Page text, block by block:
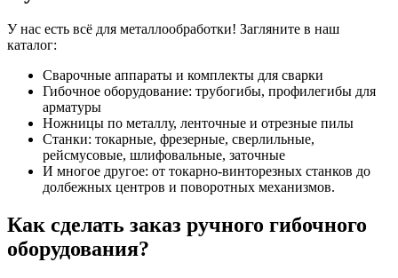
У нас есть всё для металлообработки! Загляните в наш
каталог:
Сварочные аппараты и комплекты для сварки
Гибочное оборудование: трубогибы, профилегибы для
арматуры
Ножницы по металлу, ленточные и отрезные пилы
Станки: токарные, фрезерные, сверлильные,
рейсмусовые, шлифовальные, заточные
И многое другое: от токарно-винторезных станков до
долбежных центров и поворотных механизмов.
Как сделать заказ ручного гибочного
оборудования?